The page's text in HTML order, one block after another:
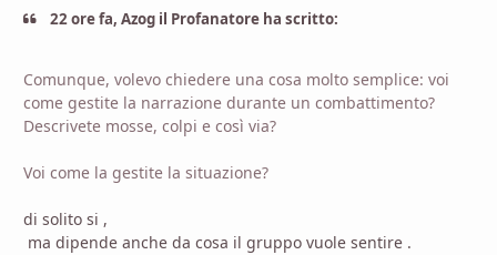
22 ore fa, Azog il Profanatore ha scritto:
Comunque, volevo chiedere una cosa molto semplice: voi
come gestite la narrazione durante un combattimento?
Descrivete mosse, colpi e così via?
Voi come la gestite la situazione?
di solito si ,
ma dipende anche da cosa il gruppo vuole sentire .